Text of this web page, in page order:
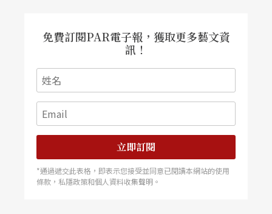
免費訂閱PAR電子報，獲取更多藝文資
訊！
立即訂閱
*通過遞交此表格，即表示您接受並同意已閱讀本網站的使用
條款，私隱政策和個人資料收集聲明。